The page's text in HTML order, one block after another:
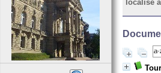
localisé